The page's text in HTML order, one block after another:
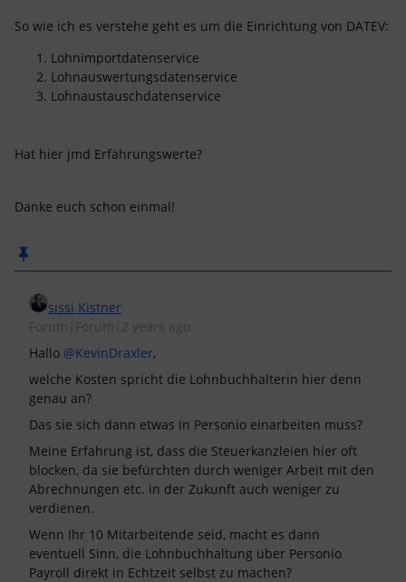
So wie ich es verstehe geht es um die Einrichtung von DATEV:
Lohnimportdatenservice
Lohnauswertungsdatenservice
Lohnaustauschdatenservice
Hat hier jmd Erfahrungswerte?
Danke euch schon einmal!
sissi Kistner
Forum|Forum|2 years ago
Hallo @KevinDraxler,
welche Kosten spricht die Lohnbuchhalterin hier denn
genau an?
Das sie sich dann etwas in Personio einarbeiten muss?
Meine Erfahrung ist, dass die Steuerkanzleien hier oft
blocken, da sie befürchten durch weniger Arbeit mit den
Abrechnungen etc. in der Zukunft auch weniger zu
verdienen.
Wenn Ihr 10 Mitarbeitende seid, macht es dann
eventuell Sinn, die Lohnbuchhaltung über Personio
Payroll direkt in Echtzeit selbst zu machen?